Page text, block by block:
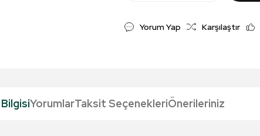
Yorum Yap Karşılaştır
YorumlarTaksit SeçenekleriÖnerileriniz